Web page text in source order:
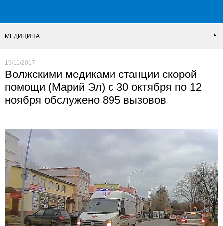
МЕДИЦИНА
19/11/2017
Волжскими медиками станции скорой
помощи (Марий Эл) с 30 октября по 12
ноября обслужено 895 вызовов